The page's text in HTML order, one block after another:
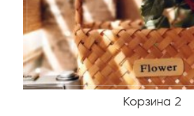
Корзина 2